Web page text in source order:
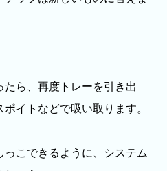
ら、再度トレーを引き出
イトなどで吸い取ります。
こできるように、システム